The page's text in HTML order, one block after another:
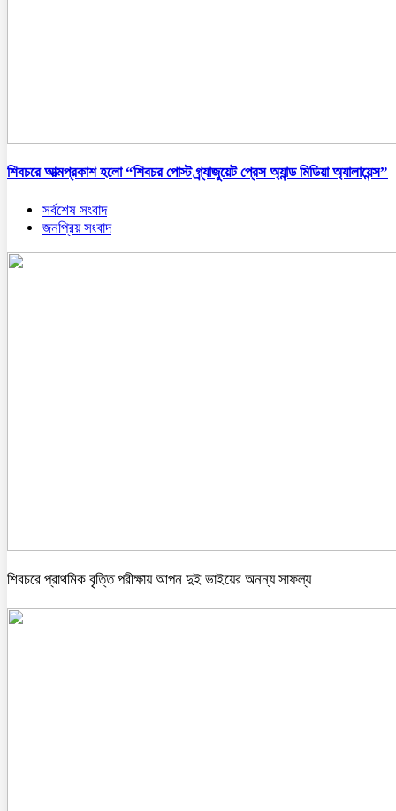
শিবচরে আত্মপ্রকাশ হলো “শিবচর পোস্ট গ্র্যাজুয়েট প্রেস অ্যান্ড মিডিয়া অ্যালায়েন্স”
সর্বশেষ সংবাদ
জনপ্রিয় সংবাদ
শিবচরে প্রাথমিক বৃত্তি পরীক্ষায় আপন দুই ভাইয়ের অনন্য সাফল্য